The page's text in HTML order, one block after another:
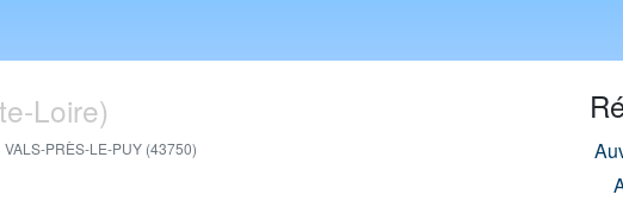
Loire)
VALS-PRÈS-LE-PUY (43750)